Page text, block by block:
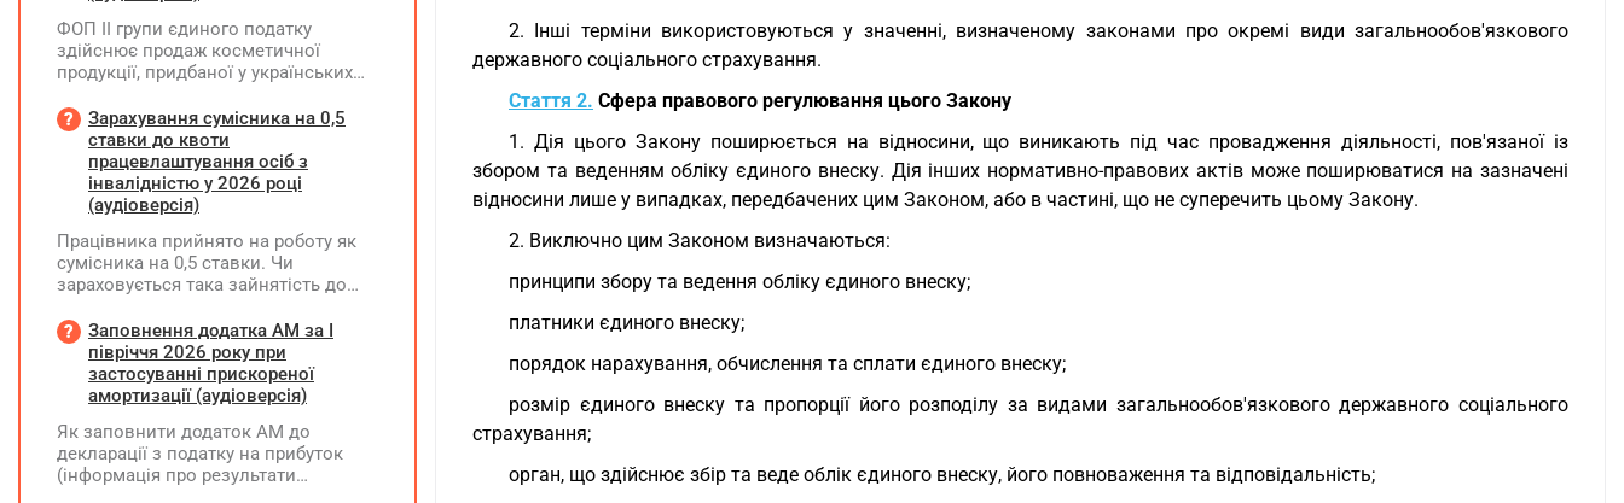
2. Інші терміни використовуються у значенні, визначеному законами про окремі види загальнообов'язкового
державного соціального страхування.
Стаття 2. Сфера правового регулювання цього Закону
1. Дія цього Закону поширюється на відносини, що виникають під час провадження діяльності, пов'язаної із
збором та веденням обліку єдиного внеску. Дія інших нормативно-правових актів може поширюватися на зазначені
відносини лише у випадках, передбачених цим Законом, або в частині, що не суперечить цьому Закону.
2. Виключно цим Законом визначаються:
принципи збору та ведення обліку єдиного внеску;
платники єдиного внеску;
порядок нарахування, обчислення та сплати єдиного внеску;
розмір єдиного внеску та пропорції його розподілу за видами загальнообов'язкового державного соціального
страхування;
орган, що здійснює збір та веде облік єдиного внеску, його повноваження та відповідальність;
ФОП ІІ групи єдиного податку
здійснює продаж косметичної
продукції, придбаної у українських
потрібно вимагати від
постачальника після 03.08.2026 року
у зв'язку з повним набранням
чинності Технічного регламенту на
косметичну продукцію,
20.01.2021 р. №65?
Зарахування сумісника на 0,5
ставки до квоти
працевлаштування осіб з
інвалідністю у 2026 році
(аудіоверсія)
Працівника прийнято на роботу як
сумісника на 0,5 ставки. Чи
зараховується така зайнятість до
осіб з інвалідністю відповідно до
вимог законодавства?
Заповнення додатка АМ за І
півріччя 2026 року при
застосуванні прискореної
амортизації (аудіоверсія)
Як заповнити додаток АМ до
декларації з податку на прибуток
(інформація про результати